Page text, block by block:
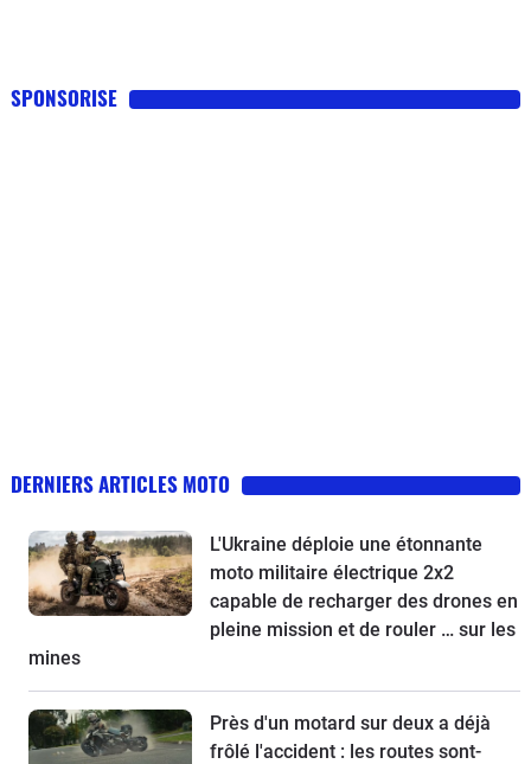
SPONSORISE
DERNIERS ARTICLES MOTO
L'Ukraine déploie une étonnante
moto militaire électrique 2x2
capable de recharger des drones en
pleine mission et de rouler … sur les
mines
Près d'un motard sur deux a déjà
frôlé l'accident : les routes sont-